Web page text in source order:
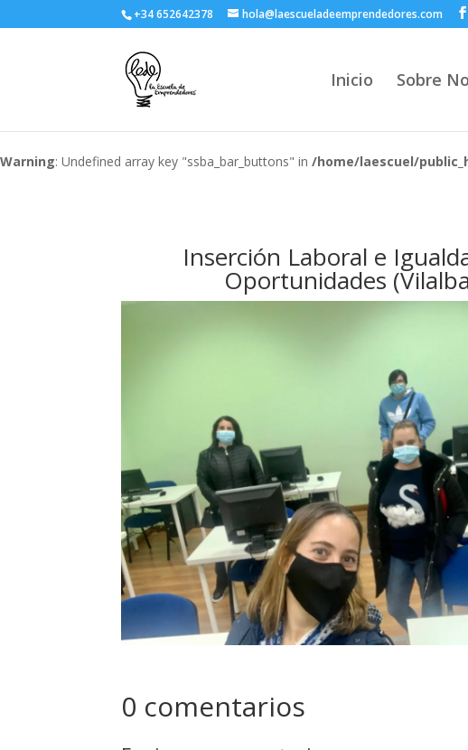
+34 652642378 hola@laescueladeemprendedores.com
Inicio Sobre
Warning: Undefined array key "ssba_bar_buttons" in /home/laescuel/
Inserción Laboral e
Oportunidades
0 comentarios